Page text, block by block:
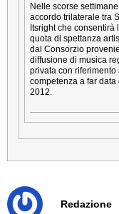
Nelle scorse
accordo trilaterale tra
Itsright che consentirà
quota di spettanza
dal Consorzio
diffusione di musica
privata con riferimento
competenza a far
2012.
Redazione